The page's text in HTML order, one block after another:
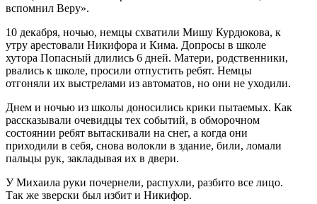
вспомнил Веру».
10 декабря, ночью, немцы схватили Мишу Курдюкова, к
утру арестовали Никифора и Кима. Допросы в школе
хутора Попасный длились 6 дней. Матери, родственники,
рвались к школе, просили отпустить ребят. Немцы
отгоняли их выстрелами из автоматов, но они не уходили.
Днем и ночью из школы доносились крики пытаемых. Как
рассказывали очевидцы тех событий, в обморочном
состоянии ребят вытаскивали на снег, а когда они
приходили в себя, снова волокли в здание, били, ломали
пальцы рук, закладывая их в двери.
У Михаила руки почернели, распухли, разбито все лицо.
Так же зверски был избит и Никифор.